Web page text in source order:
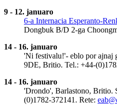
9 - 12. januaro
6-a Internacia Esperanto-
Dongbuk B/D 2-ga
14 - 16. januaro
'Ni festivalu!'- eblo por ajnaj
9DE, Britio. Tel.: +44-
14 - 16. januaro
'Drondo', Barlastono, Britio.
(0)1782-372141. Rete: